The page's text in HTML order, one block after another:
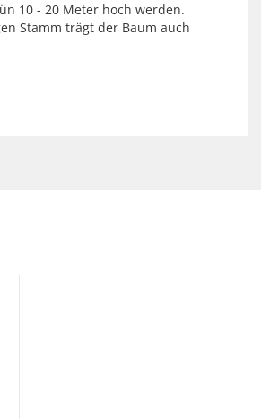
10 - 20 Meter hoch werden.
Stamm trägt der Baum auch